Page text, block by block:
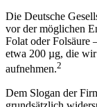
Die Deutsche
vor der möglichen
Folat oder Folsäure
etwa 200 µg, die
aufnehmen.2
Dem Slogan der